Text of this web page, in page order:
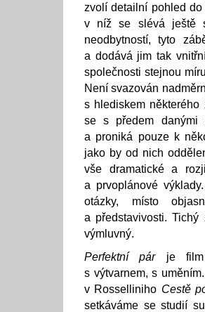
zvolí detailní pohled
v níž se slévá ještě
neodbytností, tyto
a dodává jim tak
společnosti stejnou
Není svazován
s hlediskem
se s předem danými
a proniká pouze k
jako by od nich
vše dramatické a
a prvoplánové
otázky, místo
a představivosti.
výmluvný.
Perfektní párje film
s výtvarnem, s
v Rosselliniho Cestě
setkáváme se studií